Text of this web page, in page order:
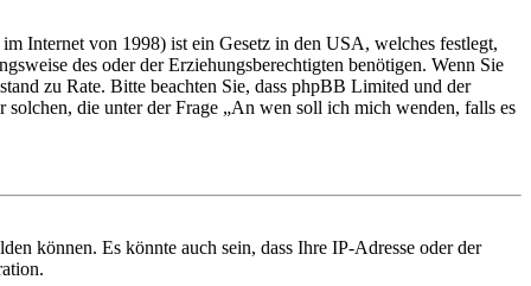
Internet von 1998) ist ein Gesetz in den USA, welches festlegt,
des oder der Erziehungsberechtigten benötigen. Wenn Sie
zu Rate. Bitte beachten Sie, dass phpBB Limited und der
die unter der Frage „An wen soll ich mich wenden, falls es
können. Es könnte auch sein, dass Ihre IP-Adresse oder der